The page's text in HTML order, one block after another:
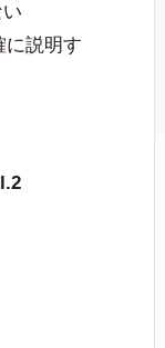
に説明す